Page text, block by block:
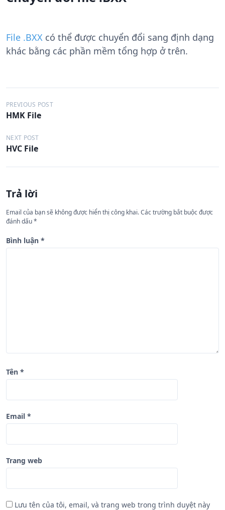
File .BXX có thể được chuyển đổi sang định dạng
khác bằng các phần mềm tổng hợp ở trên.
Đ
i
ề
u
h
ớ
n
g
b
PREVIOUS POST
HMK File
NEXT POST
HVC File
Trả lời
Email của bạn sẽ không được hiển thị công khai.Các trường bắt buộc được
đánh dấu*
Bình luận *
Tên *
Email *
Trang web
Lưu tên của tôi, email, và trang web trong trình duyệt này